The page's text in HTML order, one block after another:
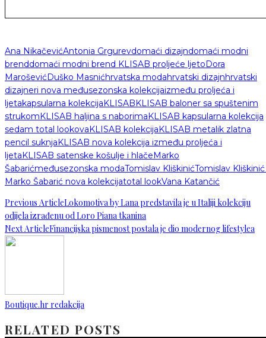
Ana NikačevićAntonia Grgurevdomaći dizajndomaći modni
brenddomaći modni brend KLISAB proljeće ljetoDora
MaroševićDuško Masnićhrvatska modahrvatski dizajnhrvatski
dizajneri nova međusezonska kolekcijaizmeđu proljeća i
ljetakapsularna kolekcijaKLISABKLISAB baloner sa spuštenim
strukomKLISAB haljina s naborimaKLISAB kapsularna kolekcija
sedam total lookovaKLISAB kolekcijaKLISAB metalik zlatna
pencil suknjaKLISAB nova kolekcija između proljeća i
ljetaKLISAB satenske košulje i hlačeMarko
Šabarićmeđusezonska modaTomislav KliškinićTomislav
Marko Šabarić nova kolekcijatotal lookVana Katančić
Previous ArticleLokomotiva by Lana predstavila je u Italiji kolekciju
odijela izrađenu od Loro Piana tkanina
Next ArticleFinancijska pismenost postala je dio modernog lifestylea
Boutique.hr redakcija
RELATED POSTS